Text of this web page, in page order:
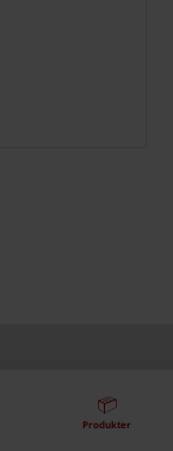
Produkter